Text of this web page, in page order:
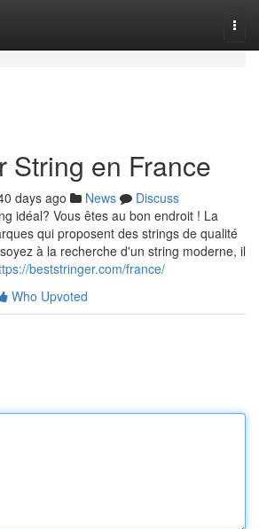
String en France
days ago News
Discuss
idéal? Vous êtes au bon endroit ! La
qui proposent des strings de qualité
à la recherche d'un string moderne, il
beststringer.com/france/
Who Upvoted